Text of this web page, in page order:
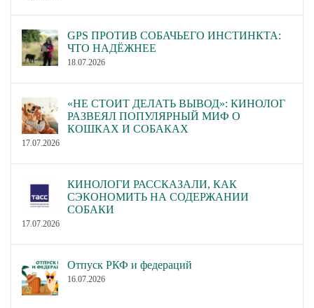
GPS ПРОТИВ СОБАЧЬЕГО ИНСТИНКТА:
ЧТО НАДЁЖНЕЕ
18.07.2026
«НЕ СТОИТ ДЕЛАТЬ ВЫВОД»: КИНОЛОГ
РАЗВЕЯЛ ПОПУЛЯРНЫЙ МИФ О
КОШКАХ И СОБАКАХ
17.07.2026
КИНОЛОГИ РАССКАЗАЛИ, КАК
СЭКОНОМИТЬ НА СОДЕРЖАНИИ
СОБАКИ
17.07.2026
Отпуск РКФ и федераций
16.07.2026